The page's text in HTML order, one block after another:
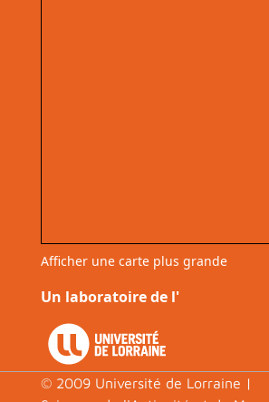
Afficher une carte plus grande
Un laboratoire de l'
© 2009 Université de Lorraine |